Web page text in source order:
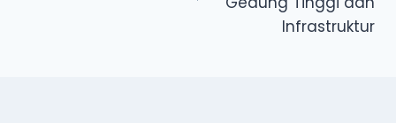
Infrastruktur